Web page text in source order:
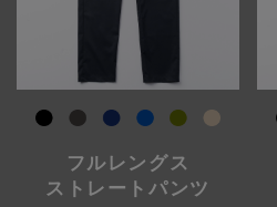
フルレングス
ストレートパンツ